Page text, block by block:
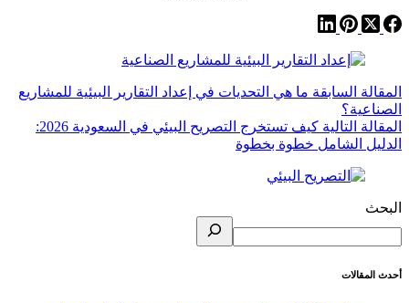
المقالة السابقة ما هي التحديات في إعداد التقارير البيئية للمشاريع
الصناعية؟
المقالة التالية
كيف تستخرج التصريح البيئي في السعودية 2026:
الدليل الشامل خطوة بخطوة
البحث
أحدث المقالات